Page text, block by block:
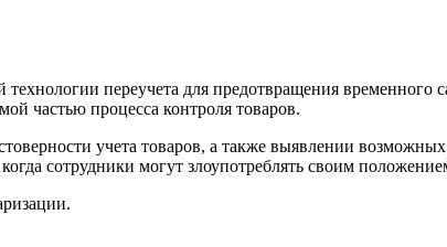
переучета для предотвращения временного
частью процесса контроля товаров.
учета товаров, а также выявлении
сотрудники могут злоупотреблять своим